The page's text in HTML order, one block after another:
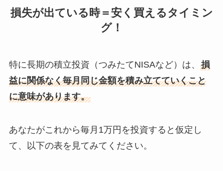
損失が出ている時＝安く買えるタイミン
グ！
特に長期の積立投資（つみたてNISAなど）は、 損
益に関係なく毎月同じ金額を積み立てていくこと
に意味があります。
あなたがこれから毎月1万円を投資すると仮定し
て、以下の表を見てみてください。